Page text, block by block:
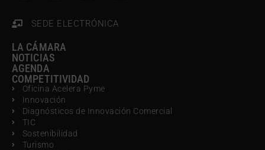
SEDE ELECTRÓNICA
LA CÁMARA
NOTICIAS
AGENDA
COMPETITIVIDAD
Oficina Acelera Pyme
Innovación
Diagnósticos de Innovación Comercial
TIC
Sostenibilidad
Turismo